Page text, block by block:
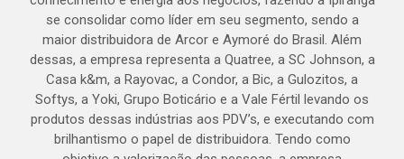
se consolidar como líder em seu segmento, sendo a
maior distribuidora de Arcor e Aymoré do Brasil. Além
dessas, a empresa representa a Quatree, a SC Johnson, a
Casa k&m, a Rayovac, a Condor, a Bic, a Gulozitos, a
Softys, a Yoki, Grupo Boticário e a Vale Fértil levando os
produtos dessas indústrias aos PDV’s, e executando com
brilhantismo o papel de distribuidora. Tendo como